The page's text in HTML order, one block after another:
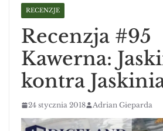
RECENZJE
Recenzja #95
Kawerna:
kontra
24 stycznia 2018 Adrian Gieparda